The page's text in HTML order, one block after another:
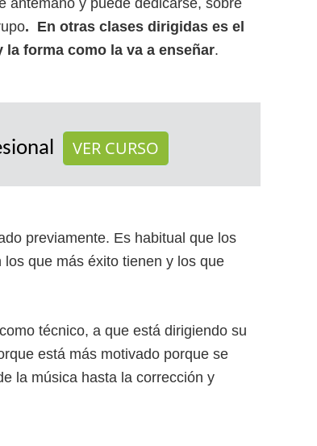
antemano y puede dedicarse, sobre
. En otras clases dirigidas es el
forma como la va a enseñar.
VER CURSO
previamente. Es habitual que los
que más éxito tienen y los que
técnico, a que está dirigiendo su
está más motivado porque se
la música hasta la corrección y